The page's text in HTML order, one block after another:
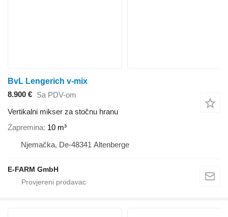
BvL Lengerich v-mix
8.900 € Sa PDV-om
Vertikalni mikser za stočnu hranu
Zapremina 10 m³
Njemačka, De-48341 Altenberge
E-FARM GmbH